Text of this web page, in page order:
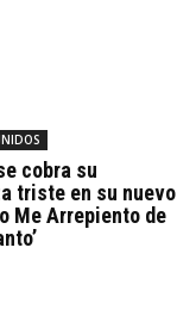
cobra su
triste en su nuevo
Me Arrepiento de